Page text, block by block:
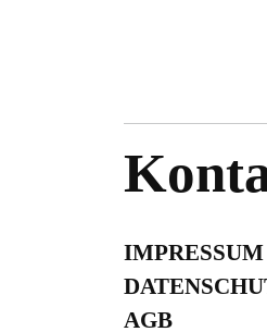
IMPRESSUM
AGB